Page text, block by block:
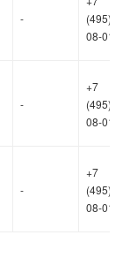
-
08-01
-
+7
08-01
-
+7
08-01